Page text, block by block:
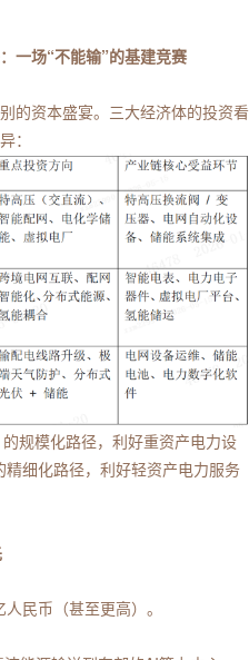
一场“不能输”的基建竞赛
的资本盛宴。三大经济体的投资看
：
规模化路径，利好重资产电力设
精细化路径，利好轻资产电力服务
民币（甚至更高）。